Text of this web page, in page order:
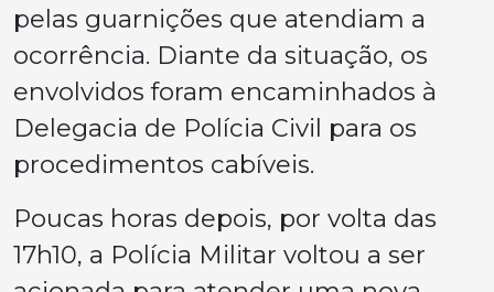
pelas guarnições que atendiam a
ocorrência. Diante da situação, os
envolvidos foram encaminhados à
Delegacia de Polícia Civil para os
procedimentos cabíveis.
Poucas horas depois, por volta das
17h10, a Polícia Militar voltou a ser